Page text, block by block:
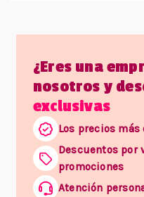
¿Eres una
nosotros y
exclusivas
Los precios
Descuentos por
promociones
Atención